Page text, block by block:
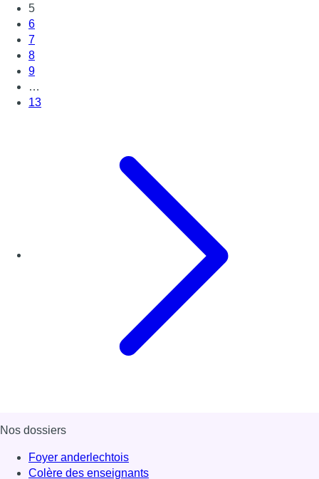
5
6
7
8
9
…
13
Nos dossiers
Foyer anderlechtois
Colère des enseignants